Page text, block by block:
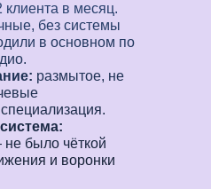
клиента в месяц.
без системы
в основном по
размытое, не
не было чёткой
и воронки